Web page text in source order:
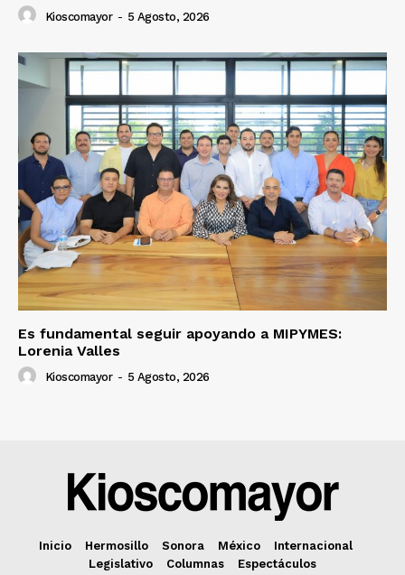
Kioscomayor - 5 Agosto, 2026
Es fundamental seguir apoyando a MIPYMES:
Lorenia Valles
Kioscomayor - 5 Agosto, 2026
Inicio Hermosillo Sonora México
Internacional
Legislativo
Columnas Espectáculos